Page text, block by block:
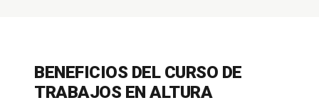
BENEFICIOS DEL CURSO DE
TRABAJOS EN ALTURA